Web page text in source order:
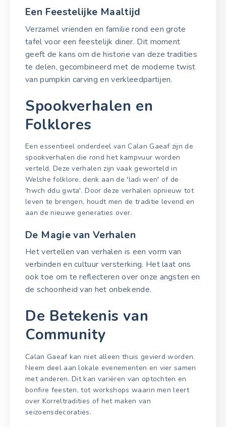
Een Feestelijke Maaltijd
Verzamel vrienden en familie rond een grote
tafel voor een feestelijk diner. Dit moment
geeft de kans om de historie van deze tradities
te delen, gecombineerd met de moderne twist
van pumpkin carving en verkleedpartijen.
Spookverhalen en
Folklores
Een essentieel onderdeel van Calan Gaeaf zijn de
spookverhalen die rond het kampvuur worden
verteld. Deze verhalen zijn vaak geworteld in
Welshe folklore, denk aan de 'ladi wen' of de
'hwch ddu gwta'. Door deze verhalen opnieuw tot
leven te brengen, houdt men de traditie levend en
aan de nieuwe generaties over.
De Magie van Verhalen
Het vertellen van verhalen is een vorm van
verbinden en cultuur versterking. Het laat ons
ook toe om te reflecteren over onze angsten en
de schoonheid van het onbekende.
De Betekenis van
Community
Calan Gaeaf kan niet alleen thuis gevierd worden.
Neem deel aan lokale evenementen en vier samen
met anderen. Dit kan variëren van optochten en
bonfire feesten, tot workshops waarin men leert
over Korreltradities of het maken van
seizoensdecoraties.